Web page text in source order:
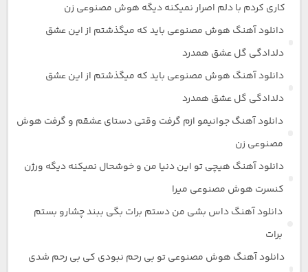
کاری کردم با دلم اصرار نمیکنه دیگه هوش مصنوعی زن
دانلود آهنگ هوش مصنوعی باید که میگذشتم از این عشق
دلدادگی گل عشق همدرد
دانلود آهنگ هوش مصنوعی باید که میگذشتم از این عشق
دلدادگی گل عشق همدرد
دانلود آهنگ جوانیمو ازم گرفت وقتی دستای عشقم و گرفت هوش
مصنوعی زن
دانلود آهنگ هیچی تو این دنیا من و خوشحال نمیکنه دیگه ورژن
کنسرت هوش مصنوعی میرا
دانلود آهنگ داس بشی من دستم برات بگی ببند چشارو بستم
برات
دانلود آهنگ هوش مصنوعی تو بی رحم نبودی کی بی رحم شدی